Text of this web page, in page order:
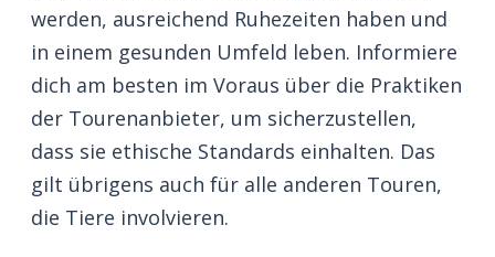
werden, ausreichend Ruhezeiten haben und
in einem gesunden Umfeld leben. Informiere
dich am besten im Voraus über die Praktiken
der Tourenanbieter, um sicherzustellen,
dass sie ethische Standards einhalten. Das
gilt übrigens auch für alle anderen Touren,
die Tiere involvieren.